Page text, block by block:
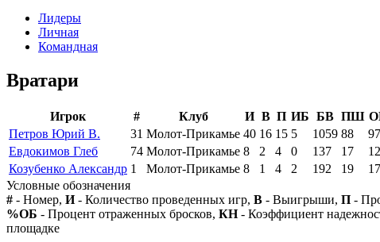
Лидеры
Личная
Командная
Вратари
Игрок # Клуб И В П ИБ БВ ПШ
Петров Юрий В.
31 Молот-Прикамье 40 16 15 5 1059 88
Евдокимов Глеб
74 Молот-Прикамье 8 2 4 0 137 17
Козубенко Александр 1 Молот-Прикамье 8 1 4 2 192 19
Условные обозначения
# - Номер, И- Количество проведенных игр, В - Выигрыши, П -
%ОБ - Процент отраженных бросков, КН- Коэффициент
площадке